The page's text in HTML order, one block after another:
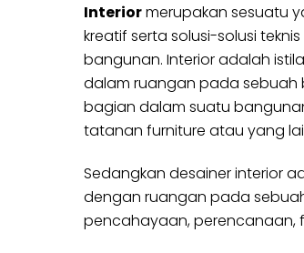
Interiormerupakan sesuatu
kreatif serta solusi-solusi
bangunan. Interior adalah
dalam ruangan pada sebuah
bagian dalam suatu
tatanan furniture atau yang
Sedangkan desainer interior
dengan ruangan pada
pencahayaan, perencanaan,